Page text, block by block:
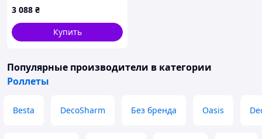
Бежевая
3 088 ₴
Купить
Популярные производители в категории
Роллеты
Besta DecoSharm Без бренда Oasis